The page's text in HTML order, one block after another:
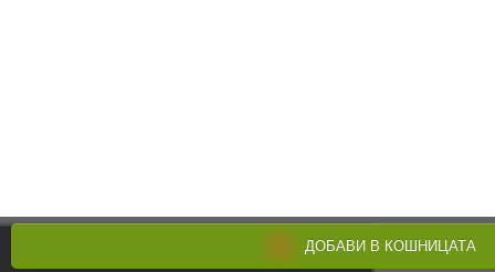
ДОБАВИ В КОШНИЦАТА